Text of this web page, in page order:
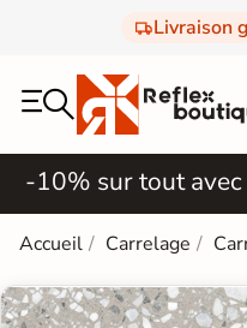
Livraison
-10% sur tout avec
Accueil Carrelage